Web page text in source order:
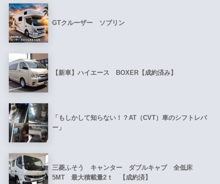
GTクルーザー ソブリン
【新車】ハイエース BOXER【成約済み】
「もしかして知らない！？AT（CVT）車のシフトレバ
ー」
三菱ふそう キャンター ダブルキャブ 全低床
5MT 最大積載量2ｔ 【成約済】